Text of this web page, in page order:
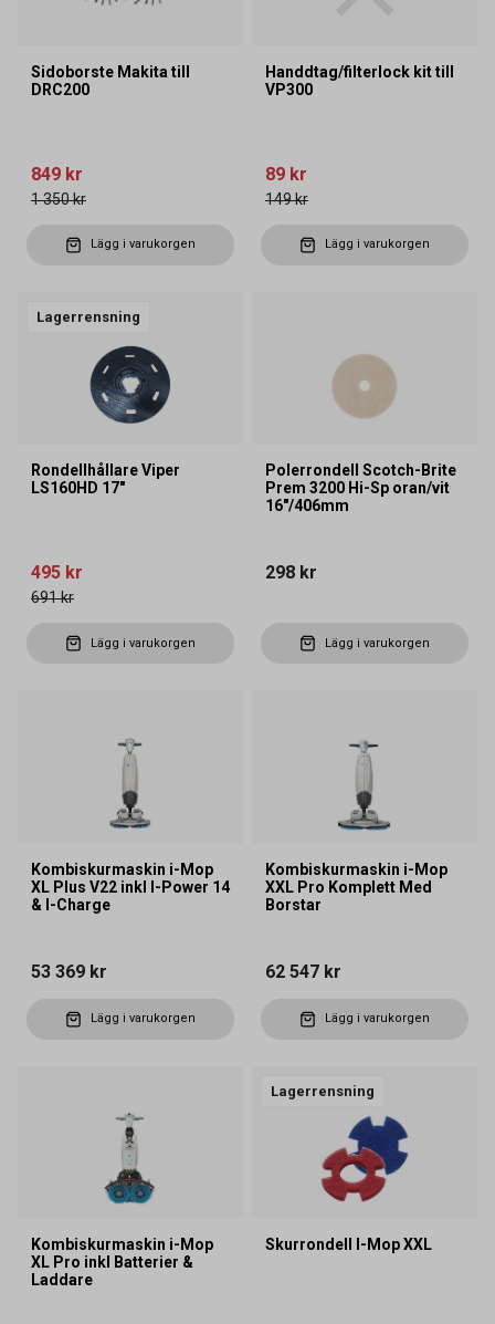
Sidoborste Makita till
DRC200
849 kr
1 350 kr
Lägg i varukorgen
Handdtag/filterlock kit till
VP300
89 kr
149 kr
Lägg i varukorgen
Lagerrensning
Rondellhållare Viper
LS160HD 17"
495 kr
691 kr
Lägg i varukorgen
Polerrondell Scotch-Brite
Prem 3200 Hi-Sp oran/vit
16"/406mm
298 kr
Lägg i varukorgen
Kombiskurmaskin i-Mop
XL Plus V22 inkl I-Power 14
& I-Charge
53 369 kr
Lägg i varukorgen
Kombiskurmaskin i-Mop
XXL Pro Komplett Med
Borstar
62 547 kr
Lägg i varukorgen
Kombiskurmaskin i-Mop
XL Pro inkl Batterier &
Laddare
Lagerrensning
Skurrondell I-Mop XXL